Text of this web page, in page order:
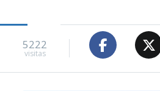
5222
visitas